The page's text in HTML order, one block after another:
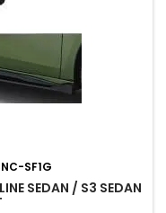
SF1G
SEDAN / S3 SEDAN